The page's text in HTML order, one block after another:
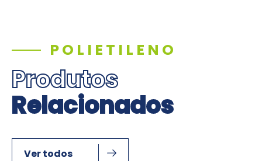
POLIETILENO
Produtos
Relacionados
Ver todos